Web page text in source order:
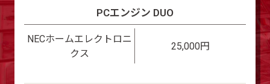
PCエンジン DUO
NECホームエレクトロニ
クス
25,000円